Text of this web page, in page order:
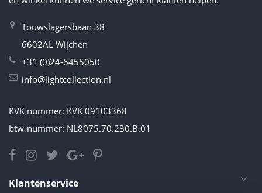
Touwslagersbaan 38
6602AL Wijchen
+31 (0)24-6455050
info@lightcollection.nl
KVK nummer: KVK 09103368
btw-nummer: NL8075.70.230.B.01
Klantenservice